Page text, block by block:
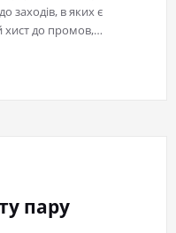
заходів, в яких є
хист до промов,…
пару